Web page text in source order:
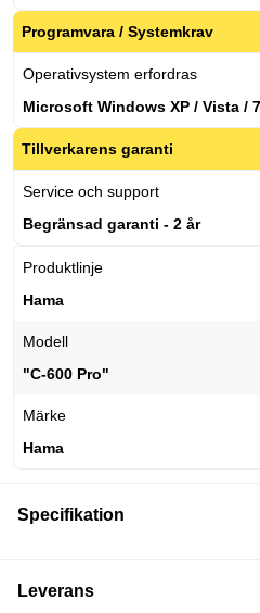
Programvara / Systemkrav
Operativsystem erfordras
Microsoft Windows XP / Vista /
Tillverkarens garanti
Service och support
Begränsad garanti - 2 år
Produktlinje
Hama
Modell
"C-600 Pro"
Märke
Hama
Specifikation
Leverans